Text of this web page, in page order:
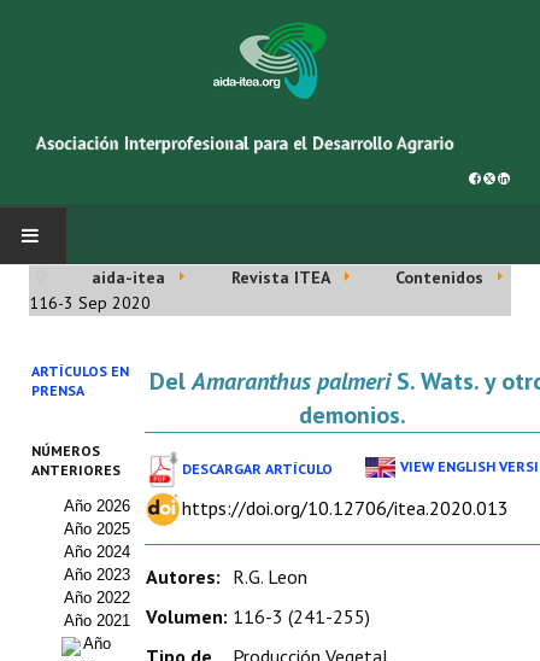
INICIO
Cincuentenario AIDA
Organigrama
Estatutos
Hacerse socio
aida-itea Revista ITEA
Contenidos
116-3 Sep 2020
ARTÍCULOS EN
PRENSA
NÚMEROS
ANTERIORES
Año 2026
Año 2025
Año 2024
Año 2023
Año 2022
Año 2021
Año
DelAmaranthus palmeriS. Wats. y
demonios.
DESCARGAR ARTÍCULO VIEW ENGLISH
https://doi.org/10.12706/itea.2020.013
Autores: R.G. Leon
Volumen: 116-3 (241-255)
Tipo de
Producción Vegetal